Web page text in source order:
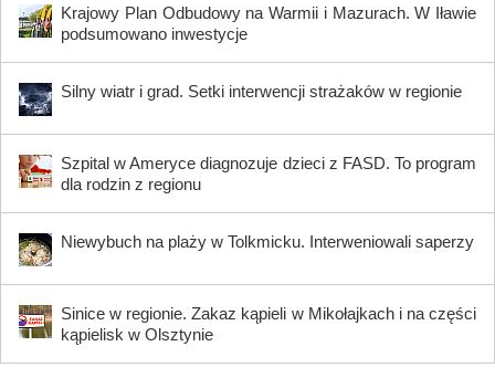
Krajowy Plan Odbudowy na Warmii i Mazurach. W Iławie
podsumowano inwestycje
Silny wiatr i grad. Setki interwencji strażaków w regionie
Szpital w Ameryce diagnozuje dzieci z FASD. To program
dla rodzin z regionu
Niewybuch na plaży w Tolkmicku. Interweniowali saperzy
Sinice w regionie. Zakaz kąpieli w Mikołajkach i na części
kąpielisk w Olsztynie